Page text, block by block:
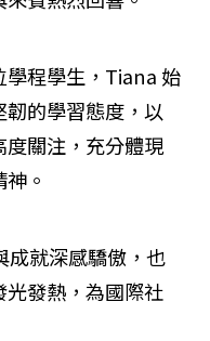
程學生，Tiana 始
的學習態度，以
關注，充分體現
。
成就深感驕傲，也
發熱，為國際社